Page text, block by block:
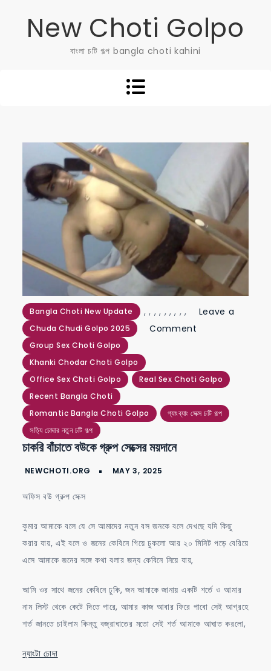
New Choti Golpo
বাংলা চটি গল্প bangla choti kahini
Bangla Choti New Update ,
Chuda Chudi Golpo 2025
,
Group Sex Choti Golpo
,
Khanki Chodar Choti Golpo
,
Office Sex Choti Golpo
,
Real Sex Choti Golpo
,
Recent Bangla Choti
,
Romantic Bangla Choti Golpo
,
গ্যাংব্যাং সেক্স চটি গল্প
,
সত্যি চোদার নতুন চটি গল্প
Leave a
Comment
বউকে
সেক্সের
চাকরি বাঁচাতে বউকে গ্রুপ সেক্সের ময়দানে
অফিস বউ গ্রুপ সেক্স
কুমার আমাকে বলে যে সে আমাদের নতুন বস জনকে বলে দেখছে যদি কিছু
করার যায়, এই বলে ও জনের কেবিনে গিয়ে ঢুকলো আর ২০ মিনিট পড়ে বেরিয়ে
এসে আমাকে জনের সঙ্গে কথা বলার জন্য কেবিনে নিয়ে যায়,
আমি ওর সাথে জনের কেবিনে ঢুকি, জন আমাকে জানায় একটি শর্তে ও আমার
নাম লিস্ট থেকে কেটে দিতে পারে, আমার কাজ আবার ফিরে পাবো সেই আগ্রহে
শর্ত জানতে চাইলাম কিন্তু বজ্রাঘাতের মতো সেই শর্ত আমাকে আঘাত করলো,
ন্যাংটা চোদা